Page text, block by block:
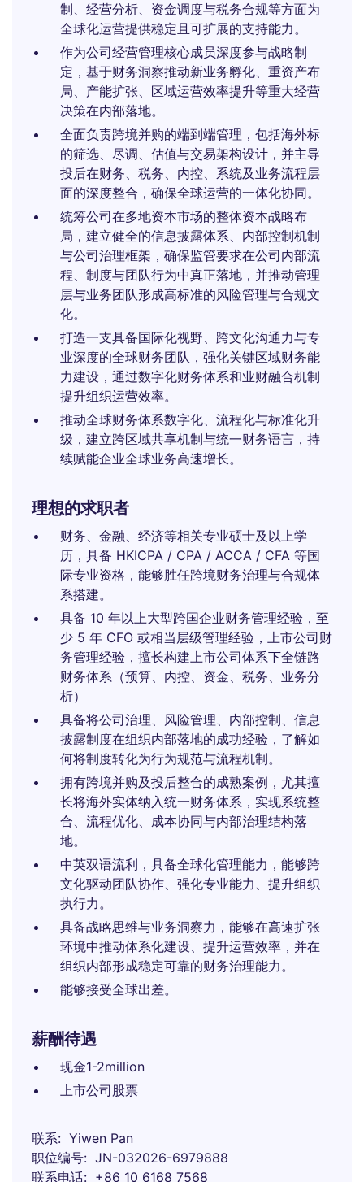
制、经营分析、资金调度与税务合规等方面为
全球化运营提供稳定且可扩展的支持能力。
作为公司经营管理核心成员深度参与战略制
定，基于财务洞察推动新业务孵化、重资产布
局、产能扩张、区域运营效率提升等重大经营
决策在内部落地。
全面负责跨境并购的端到端管理，包括海外标
的筛选、尽调、估值与交易架构设计，并主导
投后在财务、税务、内控、系统及业务流程层
面的深度整合，确保全球运营的一体化协同。
统筹公司在多地资本市场的整体资本战略布
局，建立健全的信息披露体系、内部控制机制
与公司治理框架，确保监管要求在公司内部流
程、制度与团队行为中真正落地，并推动管理
层与业务团队形成高标准的风险管理与合规文
化。
打造一支具备国际化视野、跨文化沟通力与专
业深度的全球财务团队，强化关键区域财务能
力建设，通过数字化财务体系和业财融合机制
提升组织运营效率。
推动全球财务体系数字化、流程化与标准化升
级，建立跨区域共享机制与统一财务语言，持
续赋能企业全球业务高速增长。
理想的求职者
财务、金融、经济等相关专业硕士及以上学
历，具备 HKICPA / CPA / ACCA / CFA 等国
际专业资格，能够胜任跨境财务治理与合规体
系搭建。
具备 10 年以上大型跨国企业财务管理经验，至
少 5 年 CFO 或相当层级管理经验，上市公司财
务管理经验，擅长构建上市公司体系下全链路
财务体系（预算、内控、资金、税务、业务分
析）
具备将公司治理、风险管理、内部控制、信息
披露制度在组织内部落地的成功经验，了解如
何将制度转化为行为规范与流程机制。
拥有跨境并购及投后整合的成熟案例，尤其擅
长将海外实体纳入统一财务体系，实现系统整
合、流程优化、成本协同与内部治理结构落
地。
中英双语流利，具备全球化管理能力，能够跨
文化驱动团队协作、强化专业能力、提升组织
执行力。
具备战略思维与业务洞察力，能够在高速扩张
环境中推动体系化建设、提升运营效率，并在
组织内部形成稳定可靠的财务治理能力。
能够接受全球出差。
薪酬待遇
现金1-2million
上市公司股票
联系
Yiwen Pan
职位编号
JN-032026-6979888
联系电话
+86 10 6168 7568